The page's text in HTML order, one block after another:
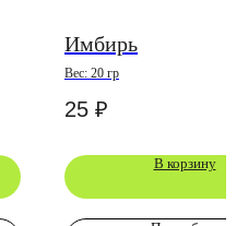
Имбирь
Вес: 20 гр
25 ₽
В корзину